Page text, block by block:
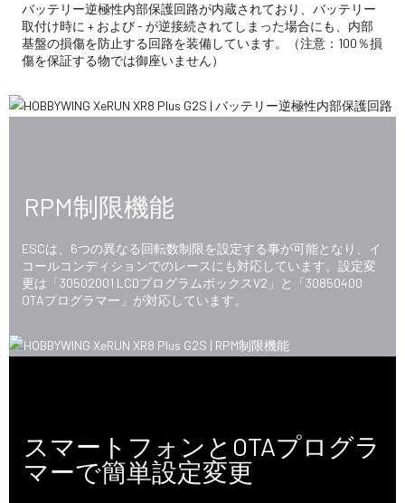
バッテリー逆極性内部保護回路が内蔵されており、バッテリー
取付け時に + および - が逆接続されてしまった場合にも、内部
基盤の損傷を防止する回路を装備しています。（注意：100％損
傷を保証する物では御座いません）
RPM制限機能
ESCは、6つの異なる回転数制限を設定する事が可能となり、イ
コールコンディションでのレースにも対応しています。設定変
更は「30502001 LCDプログラムボックスV2」と「30850400
OTAプログラマー」が対応しています。
スマートフォンとOTAプログラ
マーで簡単設定変更